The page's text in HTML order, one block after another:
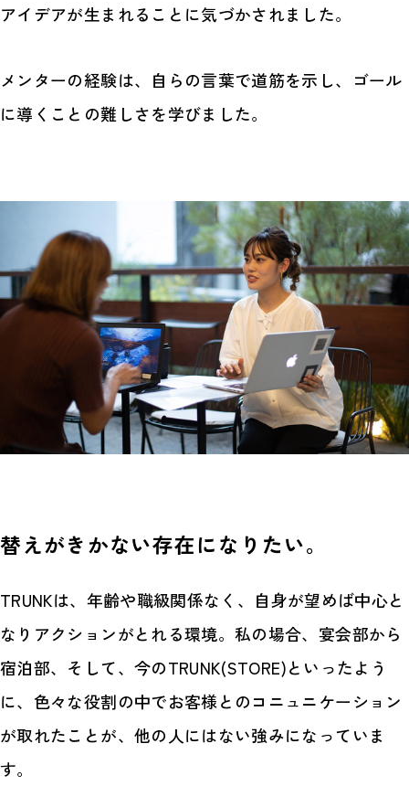
アイデアが生まれることに気づかされました。
メンターの経験は、自らの言葉で道筋を示し、ゴール
に導くことの難しさを学びました。
替えがきかない存在になりたい。
TRUNKは、年齢や職級関係なく、自身が望めば中心と
なりアクションがとれる環境。私の場合、宴会部から
宿泊部、そして、今のTRUNK(STORE)といったよう
に、色々な役割の中でお客様とのコニュニケーション
が取れたことが、他の人にはない強みになっていま
す。